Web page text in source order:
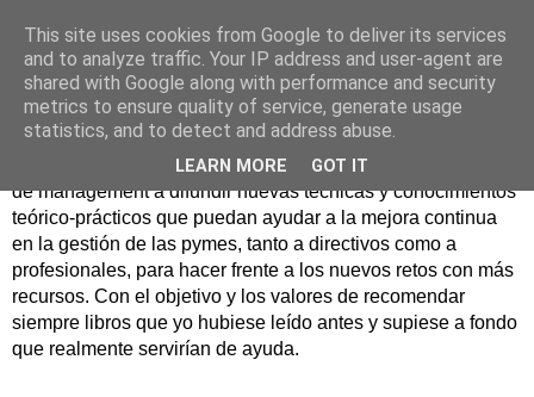
Nuevo Viernes - Nuevo
Libro
Nace con la misión de ayudar mediante la lectura de libros
de management a difundir nuevas técnicas y conocimientos
teórico-prácticos que puedan ayudar a la mejora continua
en la gestión de las pymes, tanto a directivos como a
profesionales, para hacer frente a los nuevos retos con más
recursos. Con el objetivo y los valores de recomendar
siempre libros que yo hubiese leído antes y supiese a fondo
que realmente servirían de ayuda.
This site uses cookies from Google to deliver its services
and to analyze traffic. Your IP address and user-agent are
shared with Google along with performance and security
metrics to ensure quality of service, generate usage
statistics, and to detect and address abuse.
LEARN MORE GOT IT